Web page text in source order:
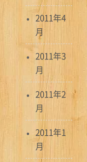
2011年4
月
2011年3
月
2011年2
月
2011年1
月